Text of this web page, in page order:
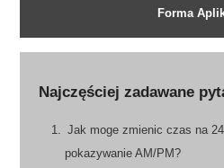
Forma
Najczęściej zadawane
Jak moge zmienic czas na
pokazywanie AM/PM?